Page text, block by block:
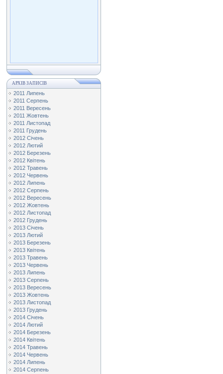
АРХІВ ЗАПИСІВ
2011 Липень
2011 Серпень
2011 Вересень
2011 Жовтень
2011 Листопад
2011 Грудень
2012 Січень
2012 Лютий
2012 Березень
2012 Квітень
2012 Травень
2012 Червень
2012 Липень
2012 Серпень
2012 Вересень
2012 Жовтень
2012 Листопад
2012 Грудень
2013 Січень
2013 Лютий
2013 Березень
2013 Квітень
2013 Травень
2013 Червень
2013 Липень
2013 Серпень
2013 Вересень
2013 Жовтень
2013 Листопад
2013 Грудень
2014 Січень
2014 Лютий
2014 Березень
2014 Квітень
2014 Травень
2014 Червень
2014 Липень
2014 Серпень